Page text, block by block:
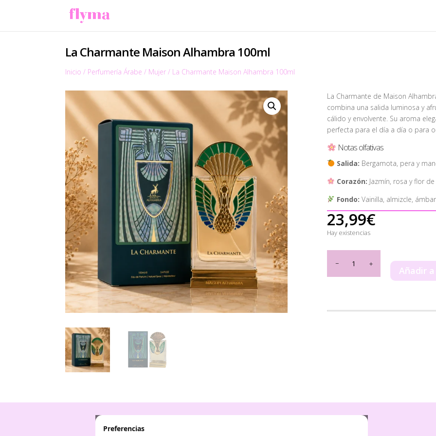
La Charmante Maison Alhambra 100ml
Inicio / Perfumería Árabe / Mujer / La Charmante Maison Alhambra 100ml
La Charmante de Maison
combina una salida luminosa y
cálido y envolvente. Su aroma
perfecta para el día a día o para
Notas olfativas
Salida: Bergamota, pera y
Corazón: Jazmín, rosa y flor
Fondo: Vainilla, almizcle,
23,99€
Hay existencias
Charmante
Maison
cantidad
Añadir
Preferencias